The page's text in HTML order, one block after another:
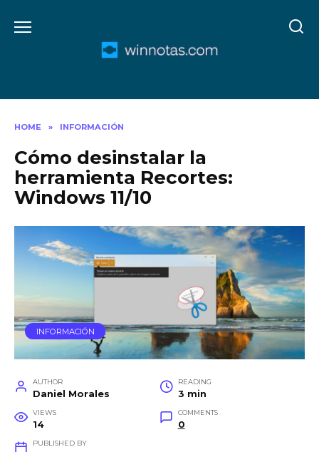
HOME » INFORMACIÓN
Cómo desinstalar la
herramienta Recortes:
Windows 11/10
INFORMACIÓN
AUTHOR
Daniel Morales
READING
3 min
VIEWS
14
COMMENTS
0
PUBLISHED BY